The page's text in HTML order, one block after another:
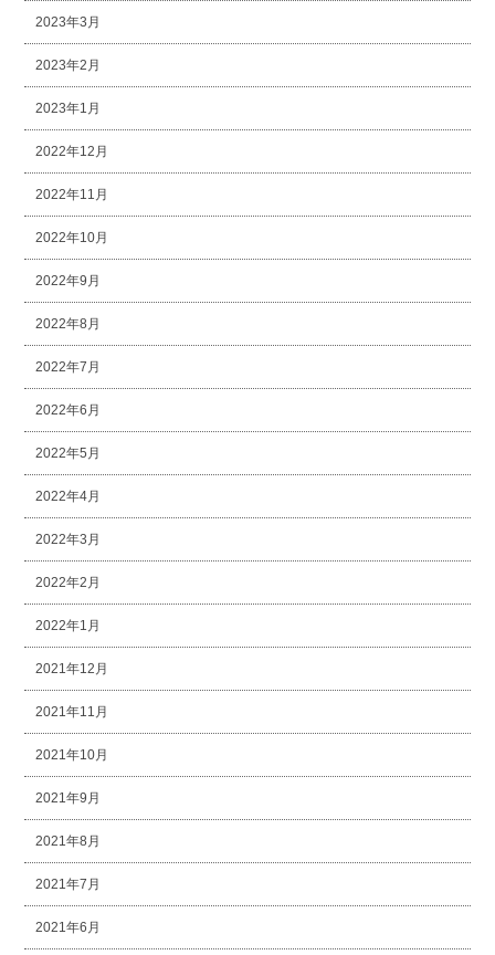
2023年3月
2023年2月
2023年1月
2022年12月
2022年11月
2022年10月
2022年9月
2022年8月
2022年7月
2022年6月
2022年5月
2022年4月
2022年3月
2022年2月
2022年1月
2021年12月
2021年11月
2021年10月
2021年9月
2021年8月
2021年7月
2021年6月